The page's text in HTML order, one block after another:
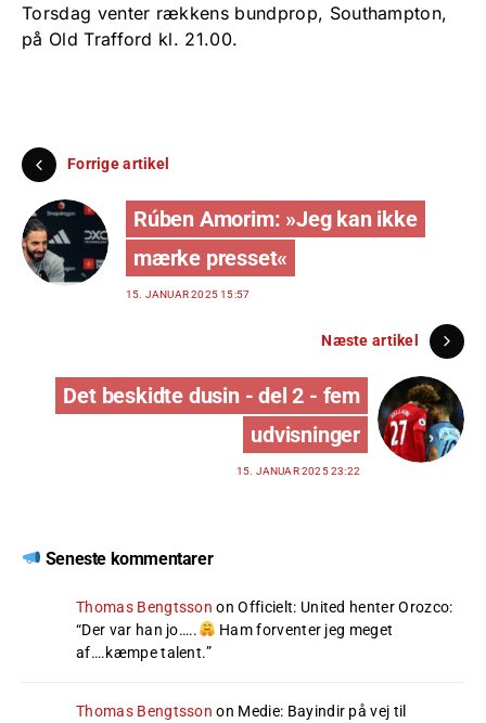
Torsdag venter rækkens bundprop, Southampton,
på Old Trafford kl. 21.00.
Forrige artikel
Rúben Amorim: »Jeg kan ikke
mærke presset«
15. JANUAR 2025 15:57
Næste artikel
Det beskidte dusin - del 2 - fem
udvisninger
15. JANUAR 2025 23:22
Seneste kommentarer
Thomas Bengtsson onOfficielt: United henter Orozco:
“Der var han jo…..
Ham forventer jeg meget
af….kæmpe talent.”
Thomas Bengtsson on Medie: Bayindir på vej til